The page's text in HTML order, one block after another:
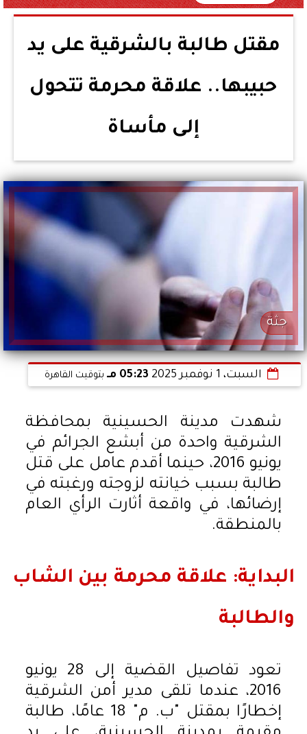
مقتل طالبة بالشرقية على يد
حبيبها.. علاقة محرمة تتحول
إلى مأساة
جثة
السبت، 1 نوفمبر 2025 05:23 مـ بتوقيت القاهرة
شهدت مدينة الحسينية بمحافظة
الشرقية واحدة من أبشع الجرائم في
يونيو 2016، حينما أقدم عامل على قتل
طالبة بسبب خيانته لزوجته ورغبته في
إرضائها، في واقعة أثارت الرأي العام
بالمنطقة.
البداية: علاقة محرمة بين الشاب
والطالبة
تعود تفاصيل القضية إلى 28 يونيو
2016، عندما تلقى مدير أمن الشرقية
إخطارًا بمقتل "ب. م" 18 عامًا، طالبة